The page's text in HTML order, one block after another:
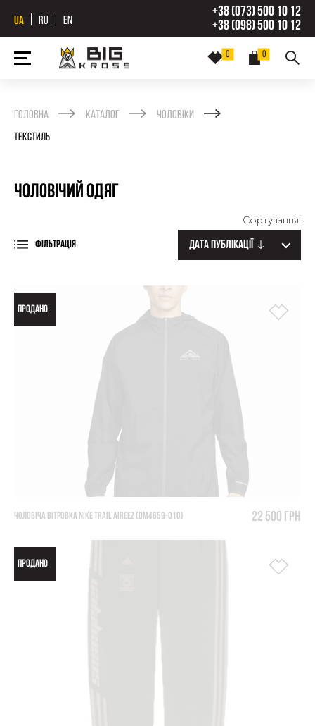
UA RU EN
+38 (073) 500 10 12
+38 (098) 500 10 12
0
0
Головна Каталог Чоловіки
Текстиль
Чоловічий одяг
ФІЛЬТРАЦІЯ
Сортування:
Дата публікації
ПРОДАНО
ЧОЛОВІЧА ВІТРОВКА NIKE TRAIL AIREEZ (DM4659-010) 22 500 грн
ПРОДАНО